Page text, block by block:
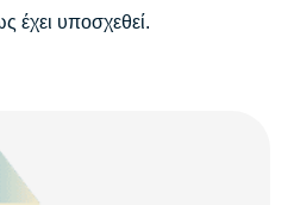
έχει υποσχεθεί.